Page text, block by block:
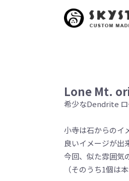
Lone Mt.
希少なDendrite
小寺は石からのイ
良いイメージが出
今回、似た雰囲気
（そのうち1個は